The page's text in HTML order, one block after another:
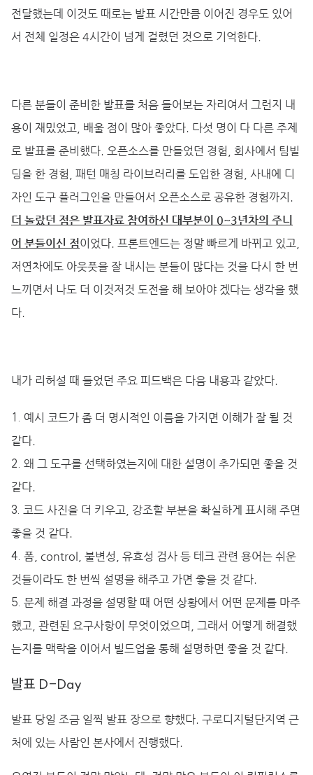
전달했는데 이것도 때로는 발표 시간만큼 이어진 경우도 있어
서 전체 일정은 4시간이 넘게 걸렸던 것으로 기억한다.
다른 분들이 준비한 발표를 처음 들어보는 자리여서 그런지 내
용이 재밌었고, 배울 점이 많아 좋았다. 다섯 명이 다 다른 주제
로 발표를 준비했다. 오픈소스를 만들었던 경험, 회사에서 팀빌
딩을 한 경험, 패턴 매칭 라이브러리를 도입한 경험, 사내에 디
자인 도구 플러그인을 만들어서 오픈소스로 공유한 경험까지.
더 놀랐던 점은 발표자료 참여하신 대부분이 0~3년차의 주니
어 분들이신 점이었다. 프론트엔드는 정말 빠르게 바뀌고 있고,
저연차에도 아웃풋을 잘 내시는 분들이 많다는 것을 다시 한 번
느끼면서 나도 더 이것저것 도전을 해 보아야 겠다는 생각을 했
다.
내가 리허설 때 들었던 주요 피드백은 다음 내용과 같았다.
예시 코드가 좀 더 명시적인 이름을 가지면 이해가 잘 될 것
같다.
왜 그 도구를 선택하였는지에 대한 설명이 추가되면 좋을 것
같다.
코드 사진을 더 키우고, 강조할 부분을 확실하게 표시해 주면
좋을 것 같다.
폼, control, 불변성, 유효성 검사 등 테크 관련 용어는 쉬운
것들이라도 한 번씩 설명을 해주고 가면 좋을 것 같다.
문제 해결 과정을 설명할 때 어떤 상황에서 어떤 문제를 마주
했고, 관련된 요구사항이 무엇이었으며, 그래서 어떻게 해결했
는지를 맥락을 이어서 빌드업을 통해 설명하면 좋을 것 같다.
발표 D-Day
발표 당일 조금 일찍 발표 장으로 향했다. 구로디지털단지역 근
처에 있는 사람인 본사에서 진행했다.